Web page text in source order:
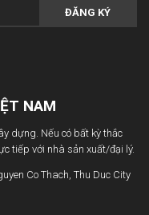
ĐĂNG KÝ
NAM
dựng. Nếu có bất kỳ thắc
tiếp với nhà sản xuất/đại lý.
Co Thach, Thu Duc City